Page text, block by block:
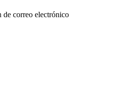
de correo electrónico